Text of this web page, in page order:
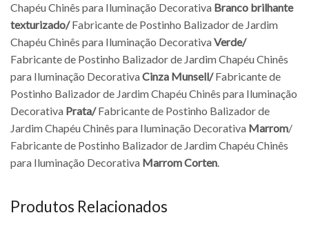
Chapéu Chinês para Iluminação Decorativa Branco brilhante
texturizado/Fabricante de Postinho Balizador de Jardim
Chapéu Chinês para Iluminação DecorativaVerde/
Fabricante de Postinho Balizador de Jardim Chapéu Chinês
para Iluminação DecorativaCinza Munsell/Fabricante de
Postinho Balizador de Jardim Chapéu Chinês para Iluminação
Decorativa Prata/Fabricante de Postinho Balizador de
Jardim Chapéu Chinês para Iluminação Decorativa Marrom/
Fabricante de Postinho Balizador de Jardim Chapéu Chinês
para Iluminação Decorativa Marrom Corten.
Produtos Relacionados